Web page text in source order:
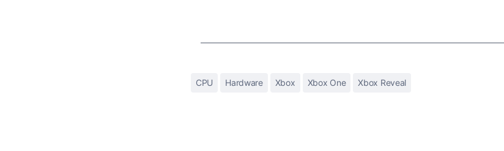
CPU Hardware Xbox Xbox One Xbox Reveal